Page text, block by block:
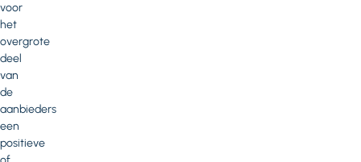
voor
het
overgrote
deel
van
de
aanbieders
een
positieve